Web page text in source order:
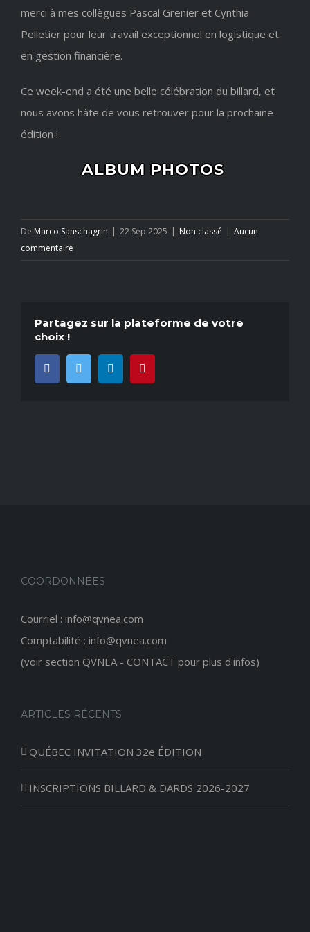
merci à mes collègues Pascal Grenier et Cynthia
Pelletier pour leur travail exceptionnel en logistique et
en gestion financière.
Ce week-end a été une belle célébration du billard, et
nous avons hâte de vous retrouver pour la prochaine
édition !
ALBUM PHOTOS
De Marco Sanschagrin | 22 Sep 2025 | Non classé | Aucun
commentaire
Partagez sur la plateforme de votre
choix !
FacebookTwitter LinkedIn
COORDONNÉES
Courriel : info@qvnea.com
Comptabilité : info@qvnea.com
(voir section QVNEA - CONTACT pour plus d'infos)
ARTICLES RÉCENTS
QUÉBEC INVITATION 32e ÉDITION
INSCRIPTIONS BILLARD & DARDS 2026-2027